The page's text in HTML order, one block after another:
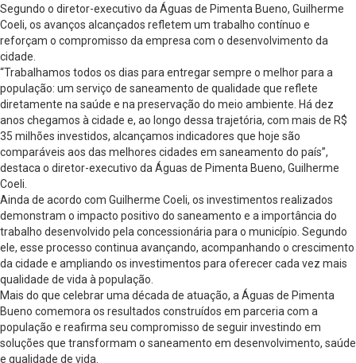
Segundo o diretor-executivo da Águas de Pimenta Bueno, Guilherme
Coeli, os avanços alcançados refletem um trabalho contínuo e
reforçam o compromisso da empresa com o desenvolvimento da
cidade.
“Trabalhamos todos os dias para entregar sempre o melhor para a
população: um serviço de saneamento de qualidade que reflete
diretamente na saúde e na preservação do meio ambiente. Há dez
anos chegamos à cidade e, ao longo dessa trajetória, com mais de R$
35 milhões investidos, alcançamos indicadores que hoje são
comparáveis aos das melhores cidades em saneamento do país”,
destaca o diretor-executivo da Águas de Pimenta Bueno, Guilherme
Coeli.
Ainda de acordo com Guilherme Coeli, os investimentos realizados
demonstram o impacto positivo do saneamento e a importância do
trabalho desenvolvido pela concessionária para o município. Segundo
ele, esse processo continua avançando, acompanhando o crescimento
da cidade e ampliando os investimentos para oferecer cada vez mais
qualidade de vida à população.
Mais do que celebrar uma década de atuação, a Águas de Pimenta
Bueno comemora os resultados construídos em parceria com a
população e reafirma seu compromisso de seguir investindo em
soluções que transformam o saneamento em desenvolvimento, saúde
e qualidade de vida.